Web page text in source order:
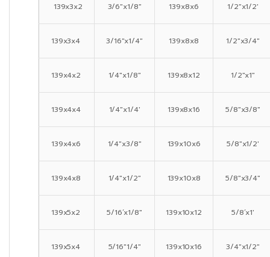
139x3x2 3/6″x1/8″ 139x8x6 1/2″x1/2′
139x3x4 3/16″x1/4″ 139x8x8 1/2″x3/4″
139x4x2 1/4″x1/8″ 139x8x12 1/2″x1″
139x4x4 1/4″x1/4′ 139x8x16 5/8″x3/8″
139x4x6 1/4″x3/8″ 139x10x6 5/8″x1/2′
139x4x8 1/4″x1/2″ 139x10x8 5/8″x3/4″
139x5x2 5/16’x1/8″ 139x10x12 5/8’x1′
139x5x4 5/16″1/4″ 139x10x16 3/4″x1/2″